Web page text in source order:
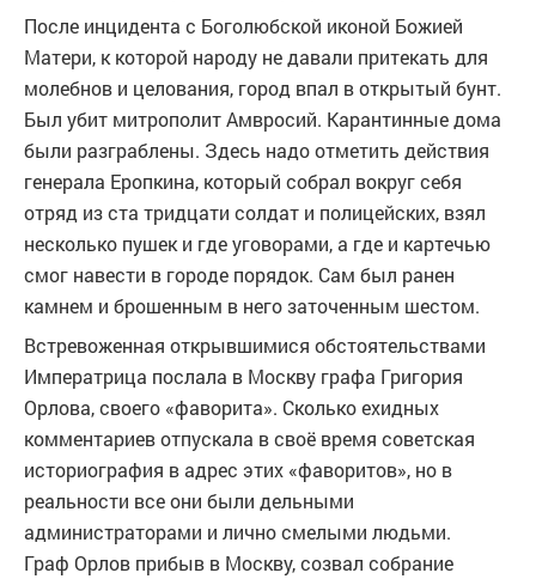
После инцидента с Боголюбской иконой Божией
Матери, к которой народу не давали притекать для
молебнов и целования, город впал в открытый бунт.
Был убит митрополит Амвросий. Карантинные дома
были разграблены. Здесь надо отметить действия
генерала Еропкина, который собрал вокруг себя
отряд из ста тридцати солдат и полицейских, взял
несколько пушек и где уговорами, а где и картечью
смог навести в городе порядок. Сам был ранен
камнем и брошенным в него заточенным шестом.
Встревоженная открывшимися обстоятельствами
Императрица послала в Москву графа Григория
Орлова, своего «фаворита». Сколько ехидных
комментариев отпускала в своё время советская
историография в адрес этих «фаворитов», но в
реальности все они были дельными
администраторами и лично смелыми людьми.
Граф Орлов прибыв в Москву, созвал собрание